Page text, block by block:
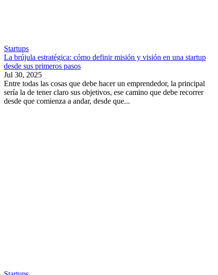
Startups
La brújula estratégica: cómo definir misión y visión en una startup
desde sus primeros pasos
Jul 30, 2025
Entre todas las cosas que debe hacer un emprendedor, la principal
sería la de tener claro sus objetivos, ese camino que debe recorrer
desde que comienza a andar, desde que...